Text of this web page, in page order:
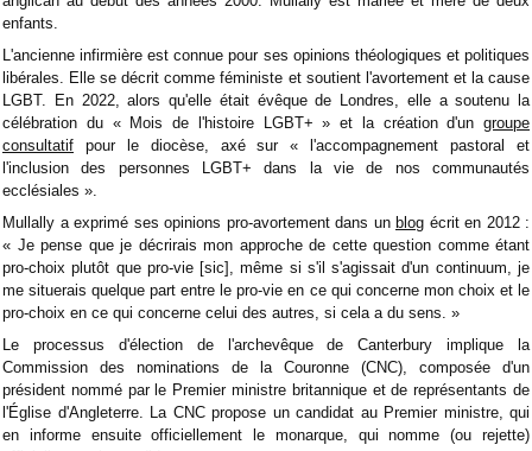
enfants.
L'ancienne infirmière est connue pour ses opinions théologiques et politiques
libérales. Elle se décrit comme féministe et soutient l'avortement et la cause
LGBT. En 2022, alors qu'elle était évêque de Londres, elle a soutenu la
célébration du « Mois de l'histoire LGBT+ » et la création d'un groupe
consultatif pour le diocèse, axé sur « l'accompagnement pastoral et
l'inclusion des personnes LGBT+ dans la vie de nos communautés
ecclésiales ».
Mullally a exprimé ses opinions pro-avortement dans un blog écrit en 2012 :
« Je pense que je décrirais mon approche de cette question comme étant
pro-choix plutôt que pro-vie [sic], même si s'il s'agissait d'un continuum, je
me situerais quelque part entre le pro-vie en ce qui concerne mon choix et le
pro-choix en ce qui concerne celui des autres, si cela a du sens. »
Le processus d'élection de l'archevêque de Canterbury implique la
Commission des nominations de la Couronne (CNC), composée d'un
président nommé par le Premier ministre britannique et de représentants de
l'Église d'Angleterre. La CNC propose un candidat au Premier ministre, qui
en informe ensuite officiellement le monarque, qui nomme (ou rejette)